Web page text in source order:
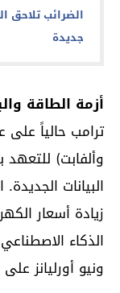
الضرائب تلاحق
جديدة
أزمة الطاقة
ترامب حالياً على
وألفابت) للتعهد
البيانات
زيادة أسعار
الذكاء
ونيو أورليانز